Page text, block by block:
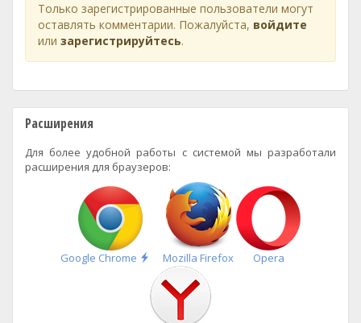
Только зарегистрированные пользователи могут
оставлять комментарии. Пожалуйста, войдите
или зарегистрируйтесь.
Расширения
Для более удобной работы с системой мы разработали
расширения для браузеров:
Google Chrome
Быстрая
установка
Mozilla Firefox Opera